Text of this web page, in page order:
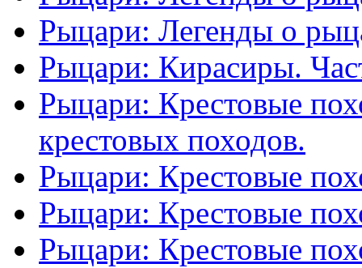
Рыцари: Легенды о
Рыцари: Кирасиры.
Рыцари: Крестовые
крестовых походов.
Рыцари: Крестовые
Рыцари: Крестовые
Рыцари: Крестовые